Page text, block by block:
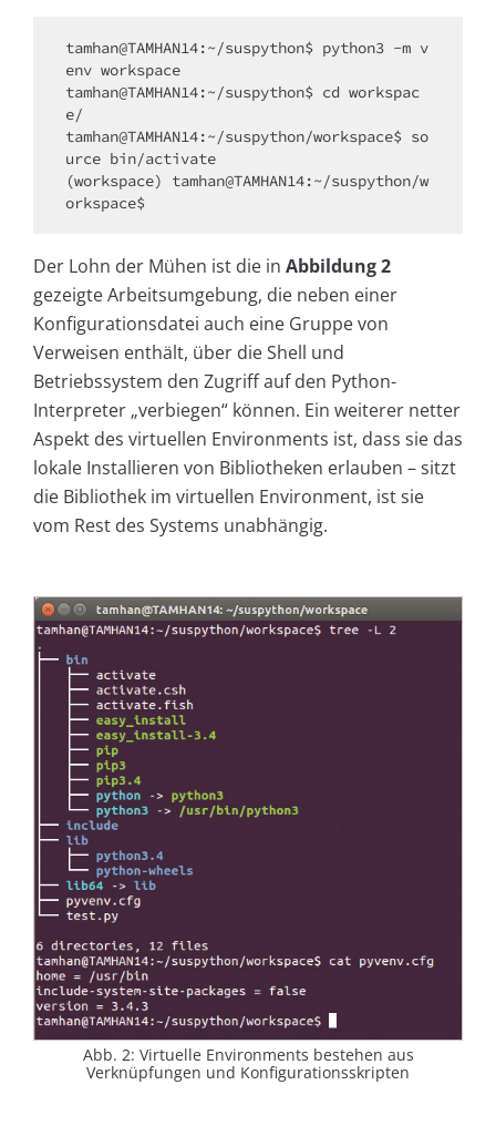
tamhan@TAMHAN14:~/suspython$ python3 -m v
env workspace
tamhan@TAMHAN14:~/suspython$ cd workspac
e/
tamhan@TAMHAN14:~/suspython/workspace$ so
urce bin/activate
(workspace) tamhan@TAMHAN14:~/suspython/w
orkspace$
Der Lohn der Mühen ist die in Abbildung 2
gezeigte Arbeitsumgebung, die neben einer
Konfigurationsdatei auch eine Gruppe von
Verweisen enthält, über die Shell und
Betriebssystem den Zugriff auf den Python-
Interpreter „verbiegen“ können. Ein weiterer netter
Aspekt des virtuellen Environments ist, dass sie das
lokale Installieren von Bibliotheken erlauben – sitzt
die Bibliothek im virtuellen Environment, ist sie
vom Rest des Systems unabhängig.
Abb. 2: Virtuelle Environments bestehen aus
Verknüpfungen und Konfigurationsskripten